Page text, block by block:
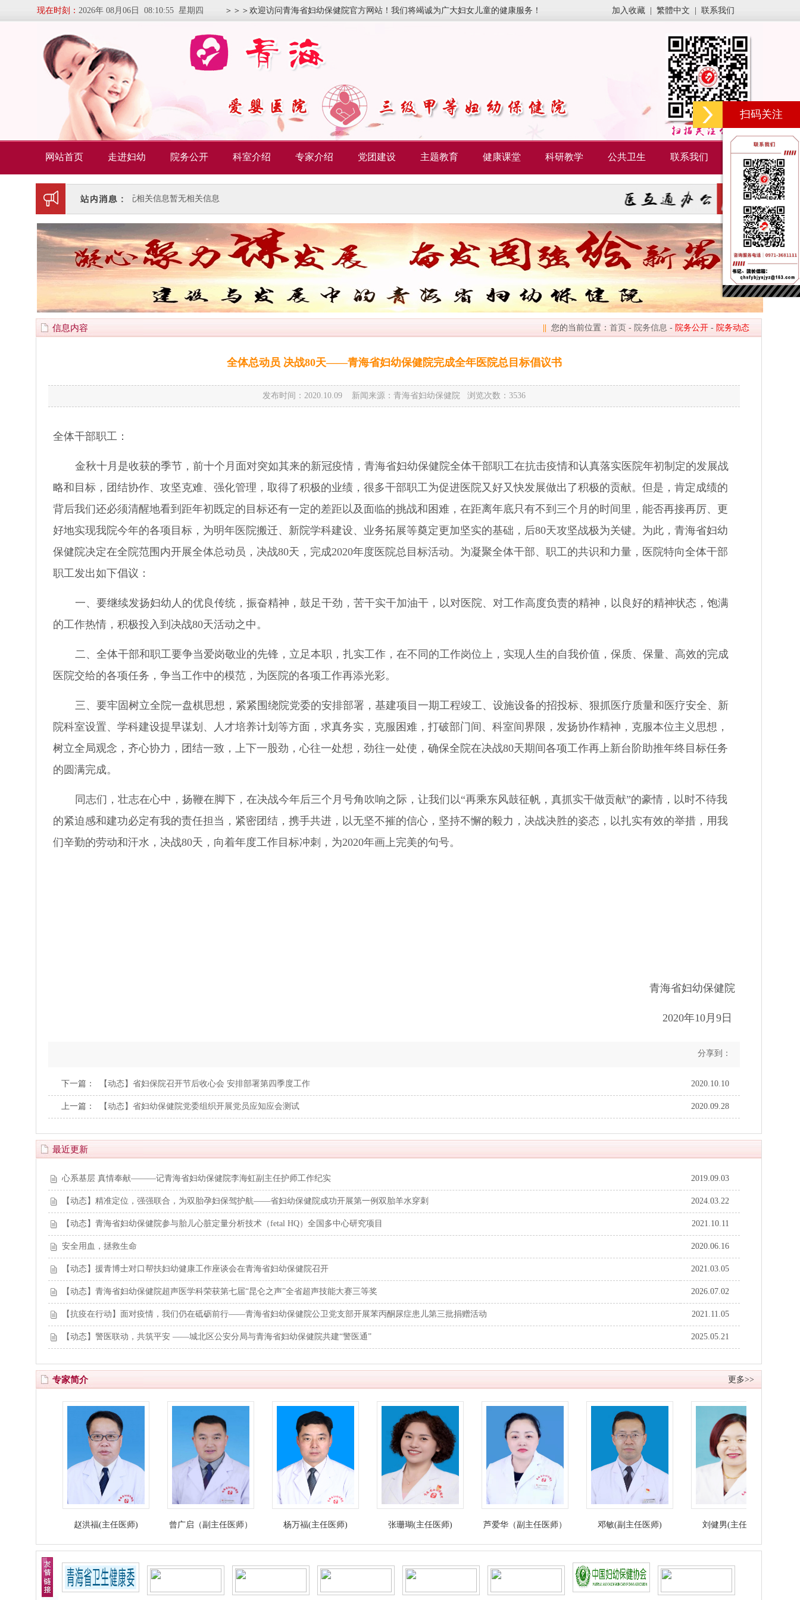
现在时刻： 2026年 08月06日 08:10:56 星期四 ＞＞＞欢迎访问青海省妇幼保健院官方网站！我们将竭诚为广大妇女儿童的健康服务！ 加入收藏 繁體中文 联系我们
网站首页 走进妇幼 院务公开 科室介绍 专家介绍 党团建设 主题教育 健康课堂 科研教学 公共卫生 联系我们
暂无相关信息暂无相关信息
信息内容 您的当前位置： 首页 - 院务信息 - 院务公开 - 院务动态
全体总动员 决战80天——青海省妇幼保健院完成全年医院总目标倡议书
发布时间：2020.10.09 新闻来源：青海省妇幼保健院 浏览次数： 3536
全体干部职工：
金秋十月是收获的季节，前十个月面对突如其来的新冠疫情，青海省妇幼保健院全体干部职工在抗击疫情和认真落实医院年初制定的发展战
略和目标，团结协作、攻坚克难、强化管理，取得了积极的业绩，很多干部职工为促进医院又好又快发展做出了积极的贡献。但是，肯定成绩的
背后我们还必须清醒地看到距年初既定的目标还有一定的差距以及面临的挑战和困难，在距离年底只有不到三个月的时间里，能否再接再厉、更
好地实现我院今年的各项目标，为明年医院搬迁、新院学科建设、业务拓展等奠定更加坚实的基础，后80天攻坚战极为关键。为此，青海省妇幼
保健院决定在全院范围内开展全体总动员，决战80天，完成2020年度医院总目标活动。为凝聚全体干部、职工的共识和力量，医院特向全体干部
职工发出如下倡议：
一、要继续发扬妇幼人的优良传统，振奋精神，鼓足干劲，苦干实干加油干，以对医院、对工作高度负责的精神，以良好的精神状态，饱满
的工作热情，积极投入到决战80天活动之中。
二、全体干部和职工要争当爱岗敬业的先锋，立足本职，扎实工作，在不同的工作岗位上，实现人生的自我价值，保质、保量、高效的完成
医院交给的各项任务，争当工作中的模范，为医院的各项工作再添光彩。
三、要牢固树立全院一盘棋思想，紧紧围绕院党委的安排部署，基建项目一期工程竣工、设施设备的招投标、狠抓医疗质量和医疗安全、新
院科室设置、学科建设提早谋划、人才培养计划等方面，求真务实，克服困难，打破部门间、科室间界限，发扬协作精神，克服本位主义思想，
树立全局观念，齐心协力，团结一致，上下一股劲，心往一处想，劲往一处使，确保全院在决战80天期间各项工作再上新台阶助推年终目标任务
的圆满完成。
同志们，壮志在心中，扬鞭在脚下，在决战今年后三个月号角吹响之际，让我们以“再乘东风鼓征帆，真抓实干做贡献”的豪情，以时不待我
的紧迫感和建功必定有我的责任担当，紧密团结，携手共进，以无坚不摧的信心，坚持不懈的毅力，决战决胜的姿态，以扎实有效的举措，用我
们辛勤的劳动和汗水，决战80天，向着年度工作目标冲刺，为2020年画上完美的句号。
青海省妇幼保健院
2020年10月9日
分享到：
下一篇： 【动态】省妇保院召开节后收心会 安排部署第四季度工作 2020.10.10
上一篇： 【动态】省妇幼保健院党委组织开展党员应知应会测试 2020.09.28
最近更新
心系基层 真情奉献———记青海省妇幼保健院李海虹副主任护师工作纪实 2019.09.03
【动态】精准定位，强强联合，为双胎孕妇保驾护航——省妇幼保健院成功开展第一例双胎羊水穿刺 2024.03.22
【动态】青海省妇幼保健院参与胎儿心脏定量分析技术（fetal HQ）全国多中心研究项目 2021.10.11
安全用血，拯救生命 2020.06.16
【动态】援青博士对口帮扶妇幼健康工作座谈会在青海省妇幼保健院召开 2021.03.05
【动态】青海省妇幼保健院超声医学科荣获第七届“昆仑之声”全省超声技能大赛三等奖 2026.07.02
【抗疫在行动】面对疫情，我们仍在砥砺前行——青海省妇幼保健院公卫党支部开展苯丙酮尿症患儿第三批捐赠活动 2021.11.05
【动态】警医联动，共筑平安 ——城北区公安分局与青海省妇幼保健院共建“警医通” 2025.05.21
专家简介 更多>>
赵洪福(主任医师) 曾广启（副主任医师） 杨万福(主任医师) 张珊瑚(主任医师) 芦爱华（副主任医师） 邓敏(副主任医师) 刘健男(主任医师)
扫码关注